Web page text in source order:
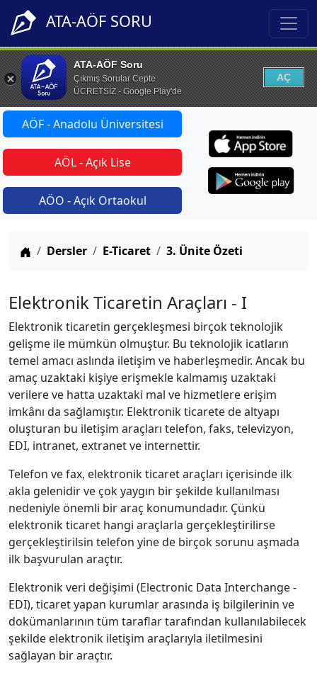
ATA-AÖF SORU
ATA-AÖF Soru
Çıkmış Sorular Cepte
ÜCRETSİZ - Google Play'de
AÇ
AÖF - Anadolu Üniversitesi
AÖL - Açık Lise
AÖO - Açık Ortaokul
Anasayfa
Dersler E-Ticaret 3. Ünite Özeti
Elektronik Ticaretin Araçları - I
Elektronik ticaretin gerçekleşmesi birçok teknolojik
gelişme ile mümkün olmuştur. Bu teknolojik icatların
temel amacı aslında iletişim ve haberleşmedir. Ancak bu
amaç uzaktaki kişiye erişmekle kalmamış uzaktaki
verilere ve hatta uzaktaki mal ve hizmetlere erişim
imkânı da sağlamıştır. Elektronik ticarete de altyapı
oluşturan bu iletişim araçları telefon, faks, televizyon,
EDI, intranet, extranet ve internettir.
Telefon ve fax, elektronik ticaret araçları içerisinde ilk
akla gelenidir ve çok yaygın bir şekilde kullanılması
nedeniyle önemli bir araç konumundadır. Çünkü
elektronik ticaret hangi araçlarla gerçekleştirilirse
gerçekleştirilsin telefon yine de birçok sorunu aşmada
ilk başvurulan araçtır.
Elektronik veri değişimi (Electronic Data Interchange -
EDI), ticaret yapan kurumlar arasında iş bilgilerinin ve
dokümanlarının tüm taraflar tarafından kullanılabilecek
şekilde elektronik iletişim araçlarıyla iletilmesini
sağlayan bir araçtır.